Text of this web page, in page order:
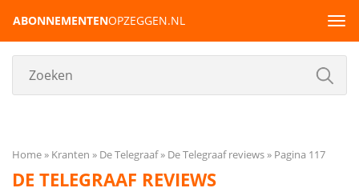
ABONNEMENTENOPZEGGEN.NL
Home Kranten De Telegraaf De Telegraaf reviews Pagina 117
DE TELEGRAAF REVIEWS